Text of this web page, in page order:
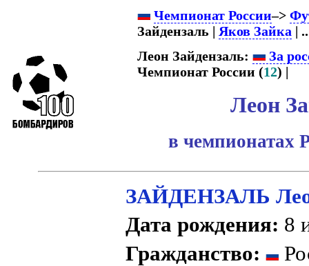
Чемпионат России–>
Зайдензаль | Яков Зайка |
Леон Зайдензаль:
За
Чемпионат России (12) |
Леон
в чемпионатах
ЗАЙДЕНЗАЛЬ
Дата рождения: 8
Гражданство: